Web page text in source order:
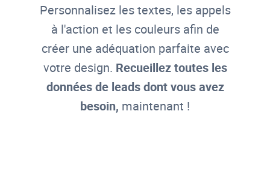
Personnalisez les textes, les appels
à l'action et les couleurs afin de
créer une adéquation parfaite avec
votre design. Recueillez toutes les
données de leads dont vous avez
besoin, maintenant !